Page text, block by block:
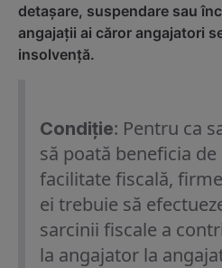
detașare, suspendare sau
angajații ai căror angajatori
insolvență.
Condiție: Pentru ca
să poată beneficia
facilitate fiscală,
ei trebuie să
sarcinii fiscale a
la angajator la